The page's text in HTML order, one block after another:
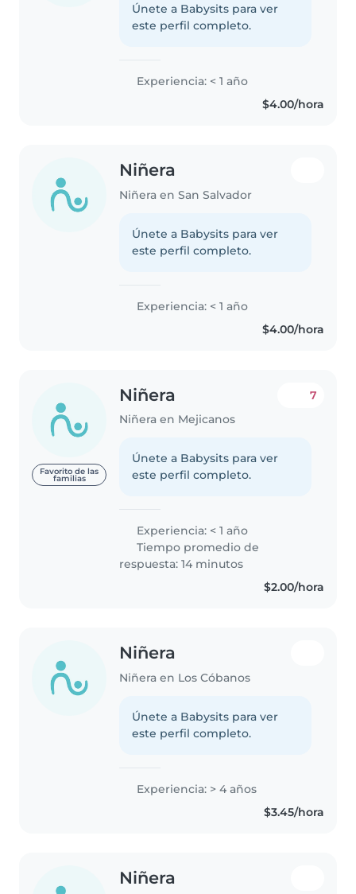
Únete a Babysits para ver
este perfil completo.
Experiencia: < 1 año
$4.00/hora
Niñera
Niñera en San Salvador
Únete a Babysits para ver
este perfil completo.
Experiencia: < 1 año
$4.00/hora
Favorito de las
familias
Niñera
Niñera en Mejicanos
7
Únete a Babysits para ver
este perfil completo.
Experiencia: < 1 año
Tiempo promedio de
respuesta: 14 minutos
$2.00/hora
Niñera
Niñera en Los Cóbanos
Únete a Babysits para ver
este perfil completo.
Experiencia: > 4 años
$3.45/hora
Niñera